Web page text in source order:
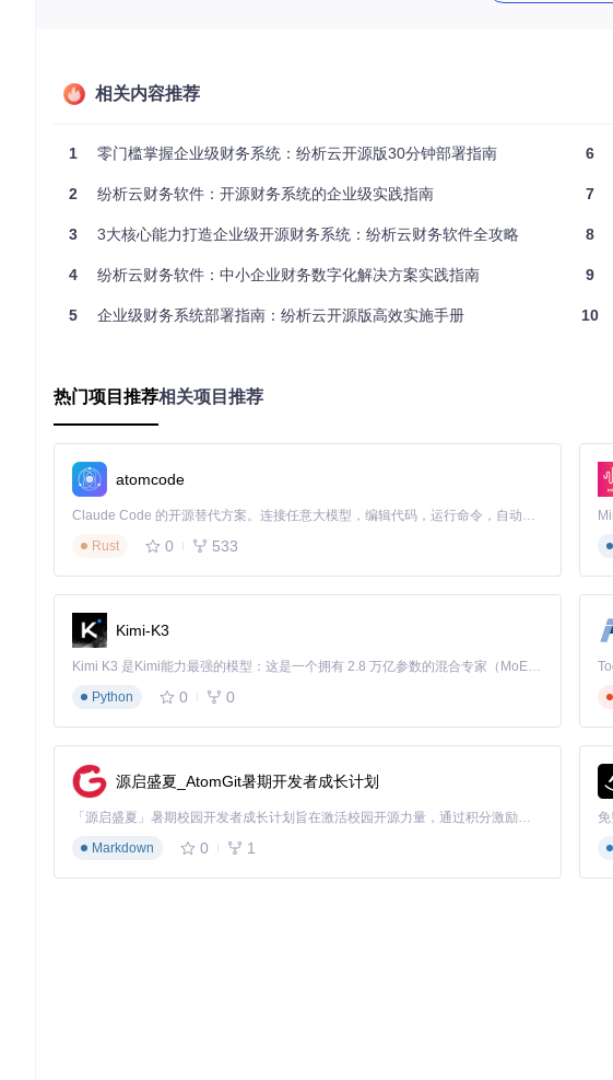
在开始部署前，我们需要确保服务器环境满足以下要求：
🔍 第一步：检查基础依赖
JDK 1.8（需配置JAVA_HOME环境变量）
MySQL 5.7+（需关闭only_full_group模式）
Redis 4.0+（默认端口6379）
Node.js 16.x（版本过高会导致构建失败）
git clone
🔍 第三步：环境初始化脚本
#!/bin/bash
# 环境检测脚本
java -version || echo "JDK未安装或版本不符"
mysql --version ||
redis-cli ping ||
⚠️执行提示：保存为check_env.sh，赋予执行权限后运行，根据提示解决环境问题
完成环境准备后，我们可以通过以下步骤快速启动系统：
相关内容推荐
1 零门槛掌握企业级财务系统：纷析云开源版30分钟部署指南
2 纷析云财务软件：开源财务系统的企业级实践指南
3 3大核心能力打造企业级开源财务系统：纷析云财务软件全攻略
4 纷析云财务软件：中小企业财务数字化解决方案实践指南
5 企业级财务系统部署指南：纷析云开源版高效实施手册
6
7
8
9
10
热门项目推荐相关项目推荐
atomcode
Claude Code 的开源替代方案。连接任意大模型，编辑代码，运行命令，自动验证 — 全自动执行。用 Rust 构建，极致性能。 ｜ An open-source alternative to Claude Code. Connect any LLM, edit code, run commands, and verify changes — autonomously. Built in Rust for speed. Get Started
Rust
0 533
Kimi-K3
Kimi K3 是Kimi能力最强的模型：这是一个拥有 2.8 万亿参数的混合专家（MoE）模型，具备原生视觉理解能力，并支持 100 万 token 的上下文窗口。
Python
0 0
源启盛夏_AtomGit暑期开发者成长计划
「源启盛夏」暑期校园开发者成长计划旨在激活校园开源力量，通过积分激励、认证扶持、资源倾斜等形式，引导高校组织和开发者完成「入驻 — 建项目 — 做贡献 — 获认证 — 得资源」的完整闭环。无论你是想带领社团入驻平台的组织者，还是希望用代码贡献证明自己的开发者，都能在这里找到属于你的成长路径。
Markdown
0 1